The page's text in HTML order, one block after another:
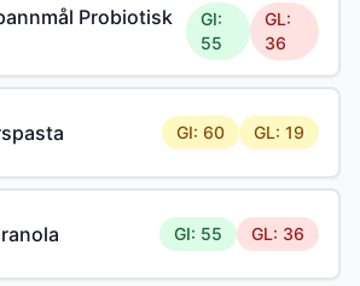
Probiotisk
GI:
55
GL:
36
GI: 60 GL: 19
GI: 55 GL: 36